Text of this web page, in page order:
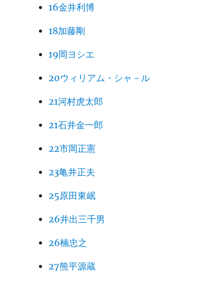
16金井利博
18加藤剛
19岡ヨシエ
20ウィリアム・シャ－ル
21河村虎太郎
21石井金一郎
22市岡正憲
23亀井正夫
25原田東岷
26井出三千男
26楠忠之
27熊平源蔵